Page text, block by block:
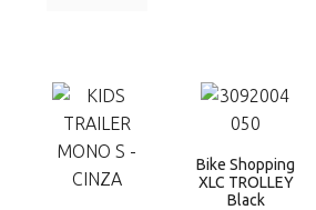
Bike Shopping
XLC TROLLEY
Black